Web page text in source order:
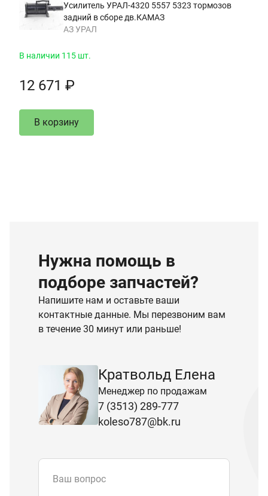
Усилитель УРАЛ-4320 5557 5323 тормозов
задний в сборе дв.КАМАЗ
АЗ УРАЛ
В наличии 115 шт.
12 671 ₽
В корзину
Нужна помощь в
подборе запчастей?
Напишите нам и оставьте ваши
контактные данные. Мы перезвоним вам
в течение 30 минут или раньше!
Кратвольд Елена
Менеджер по продажам
7 (3513) 289-777
koleso787@bk.ru
Ваш вопрос